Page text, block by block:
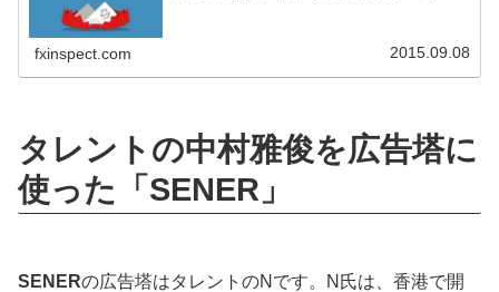
fxinspect.com 2015.09.08
タレントの中村雅俊を広告塔に
使った「SENER」
SENERの広告塔はタレントのNです。N氏は、香港で開